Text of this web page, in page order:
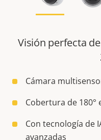
Visión perfecta
Cámara
Cobertura de 180°
Con tecnología de
avanzadas